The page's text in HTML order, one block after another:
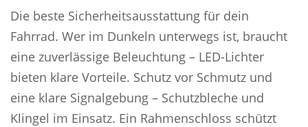
Die beste Sicherheitsausstattung für dein
Fahrrad. Wer im Dunkeln unterwegs ist, braucht
eine zuverlässige Beleuchtung – LED-Lichter
bieten klare Vorteile. Schutz vor Schmutz und
eine klare Signalgebung – Schutzbleche und
Klingel im Einsatz. Ein Rahmenschloss schützt